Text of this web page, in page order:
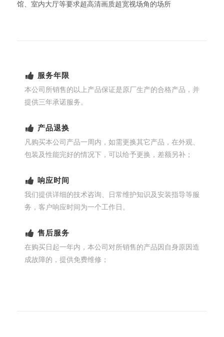
馆、室内大厅等要求超高清画质超宽视场角的场所
服务年限
本公司所销售的以上产品保证是原厂生产的合格产品，并
提供三年承诺服务。
产品退换
凡购买本公司产品一周内，如需更换其它产品，在外观、
包装及性能完好的情况下，可以给予更换，差额另补；
响应时间
我们提供详细的技术咨询、日常维护知识及安装指导等服
务，客户响应时间为一个工作日。
售后服务
在购买日起一年内，本公司对所销售的产品因自身原因造
成故障的，提供免费维修；